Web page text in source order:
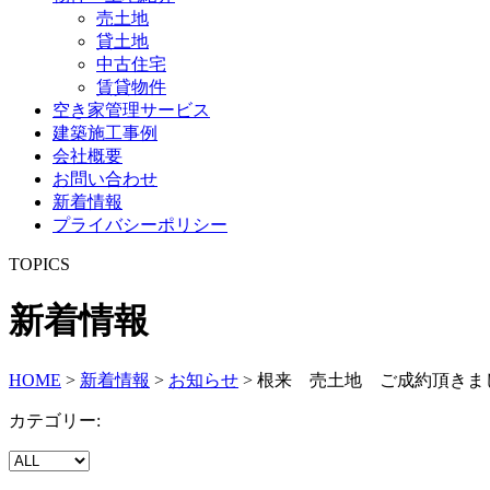
売土地
貸土地
中古住宅
賃貸物件
空き家管理サービス
建築施工事例
会社概要
お問い合わせ
新着情報
プライバシーポリシー
TOPICS
新着情報
HOME > 新着情報 > お知らせ > 根来 売土地 ご成約頂きま
カテゴリー: